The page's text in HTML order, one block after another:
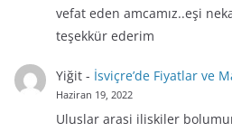
vefat eden amcamız..eşi
teşekkür ederim
Yiğit- İsviçre’de Fiyatlar ve
Haziran 19, 2022
Uluslar arasi iliskiler